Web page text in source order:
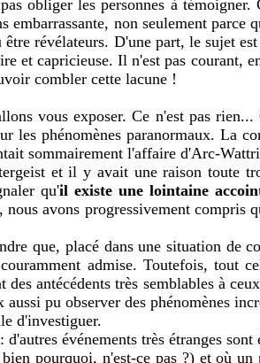
obliger les personnes à
embarrassante, non seulement parce
être révélateurs. D'une part, le sujet
et capricieuse. Il n'est pas courant,
combler cette lacune !
vous exposer. Ce n'est pas
les phénomènes paranormaux. La
sommairement l'affaire d'Arc-
et il y avait une raison toute
qu'il existe une lointaine
avons progressivement compris
que, placé dans une situation de
admise. Toutefois, tout
des antécédents très semblables à
pu observer des phénomènes
d'investiguer.
d'autres événements très étranges
pourquoi, n'est-ce pas ?) et où